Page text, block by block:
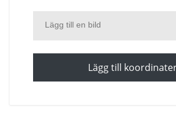
Lägg till en bild
Lägg till